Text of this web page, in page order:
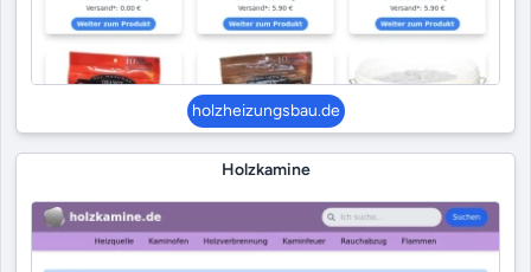
holzheizungsbau.de
Holzkamine